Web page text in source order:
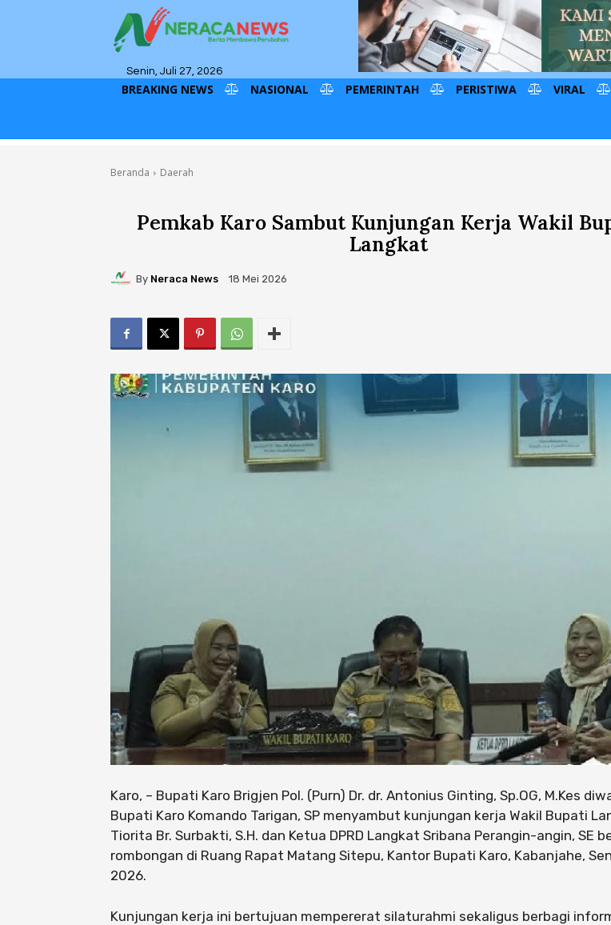
Senin, Juli 27, 2026
BREAKING NEWS NASIONAL PEMERINTAH PERISTIWA VIRAL
Beranda Daerah
Pemkab Karo Sambut Kunjungan Kerja Wakil
Langkat
By Neraca News 18 Mei 2026
Karo, – Bupati Karo Brigjen Pol. (Purn) Dr. dr. Antonius Ginting, Sp.OG, M.Kes
Bupati Karo Komando Tarigan, SP menyambut kunjungan kerja Wakil Bupati
Tiorita Br. Surbakti, S.H. dan Ketua DPRD Langkat Sribana Perangin-angin, SE
rombongan di Ruang Rapat Matang Sitepu, Kantor Bupati Karo, Kabanjahe,
2026.
Kunjungan kerja ini bertujuan mempererat silaturahmi sekaligus berbagi